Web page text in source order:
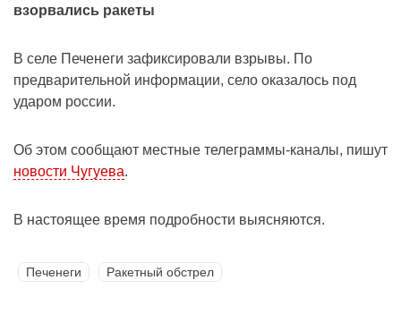
взорвались ракеты
В селе Печенеги зафиксировали взрывы. По
предварительной информации, село оказалось под
ударом россии.
Об этом сообщают местные телеграммы-каналы, пишут
новости Чугуева.
В настоящее время подробности выясняются.
Печенеги Ракетный обстрел